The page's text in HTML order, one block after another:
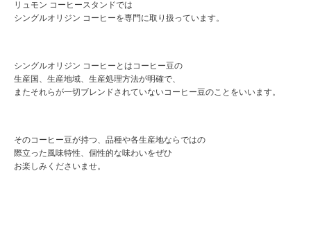
リュモン コーヒースタンドでは
シングルオリジン コーヒーを専門に取り扱っています。
シングルオリジン コーヒーとはコーヒー豆の
生産国、生産地域、生産処理方法が明確で、
またそれらが一切ブレンドされていないコーヒー豆のことをいいます。
そのコーヒー豆が持つ、品種や各生産地ならではの
際立った風味特性、個性的な味わいをぜひ
お楽しみくださいませ。